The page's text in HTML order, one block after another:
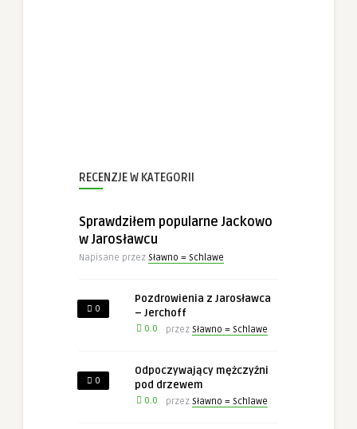
RECENZJE W KATEGORII
Sprawdziłem popularne Jackowo
w Jarosławcu
Napisane przez Sławno = Schlawe
0
Pozdrowienia z Jarosławca
– Jerchoff
0.0 przez Sławno = Schlawe
0
Odpoczywający mężczyźni
pod drzewem
0.0 przez Sławno = Schlawe